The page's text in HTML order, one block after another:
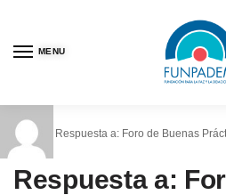
MENU
Inicio Respuesta a: Foro de Buenas
Respuesta a: